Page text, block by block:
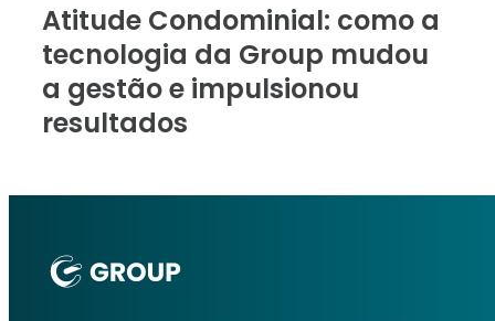
Atitude Condominial: como a
tecnologia da Group mudou
a gestão e impulsionou
resultados